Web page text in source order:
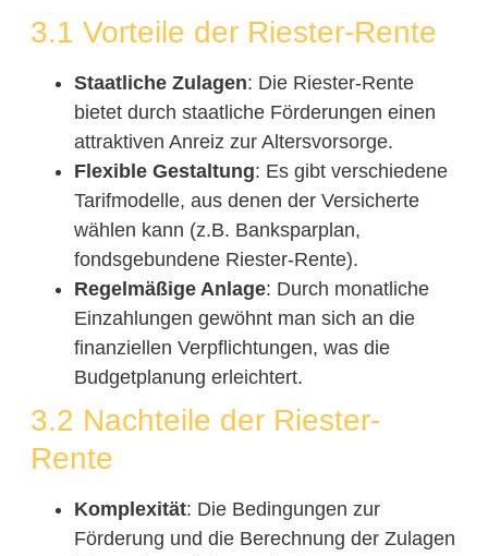
3.1 Vorteile der Riester-Rente
Staatliche Zulagen: Die Riester-Rente
bietet durch staatliche Förderungen einen
attraktiven Anreiz zur Altersvorsorge.
Flexible Gestaltung: Es gibt verschiedene
Tarifmodelle, aus denen der Versicherte
wählen kann (z.B. Banksparplan,
fondsgebundene Riester-Rente).
Regelmäßige Anlage: Durch monatliche
Einzahlungen gewöhnt man sich an die
finanziellen Verpflichtungen, was die
Budgetplanung erleichtert.
3.2 Nachteile der Riester-
Rente
Komplexität: Die Bedingungen zur
Förderung und die Berechnung der Zulagen